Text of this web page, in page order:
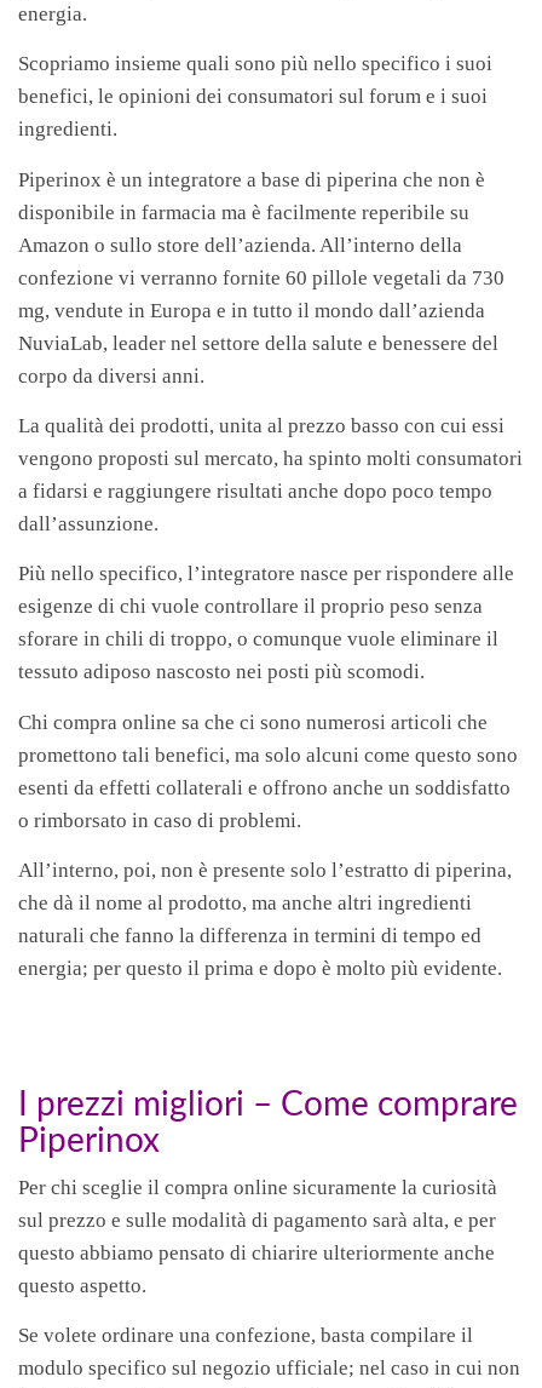
energia.
Scopriamo insieme quali sono più nello specifico i suoi
benefici, le opinioni dei consumatori sul forum e i suoi
ingredienti.
Piperinox è un integratore a base di piperina che non è
disponibile in farmacia ma è facilmente reperibile su
Amazon o sullo store dell’azienda. All’interno della
confezione vi verranno fornite 60 pillole vegetali da 730
mg, vendute in Europa e in tutto il mondo dall’azienda
NuviaLab, leader nel settore della salute e benessere del
corpo da diversi anni.
La qualità dei prodotti, unita al prezzo basso con cui essi
vengono proposti sul mercato, ha spinto molti consumatori
a fidarsi e raggiungere risultati anche dopo poco tempo
dall’assunzione.
Più nello specifico, l’integratore nasce per rispondere alle
esigenze di chi vuole controllare il proprio peso senza
sforare in chili di troppo, o comunque vuole eliminare il
tessuto adiposo nascosto nei posti più scomodi.
Chi compra online sa che ci sono numerosi articoli che
promettono tali benefici, ma solo alcuni come questo sono
esenti da effetti collaterali e offrono anche un soddisfatto
o rimborsato in caso di problemi.
All’interno, poi, non è presente solo l’estratto di piperina,
che dà il nome al prodotto, ma anche altri ingredienti
naturali che fanno la differenza in termini di tempo ed
energia; per questo il prima e dopo è molto più evidente.
I prezzi migliori – Come comprare
Piperinox
Per chi sceglie il compra online sicuramente la curiosità
sul prezzo e sulle modalità di pagamento sarà alta, e per
questo abbiamo pensato di chiarire ulteriormente anche
questo aspetto.
Se volete ordinare una confezione, basta compilare il
modulo specifico sul negozio ufficiale; nel caso in cui non